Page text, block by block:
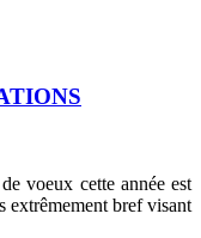
voeux cette année est
extrêmement bref visant